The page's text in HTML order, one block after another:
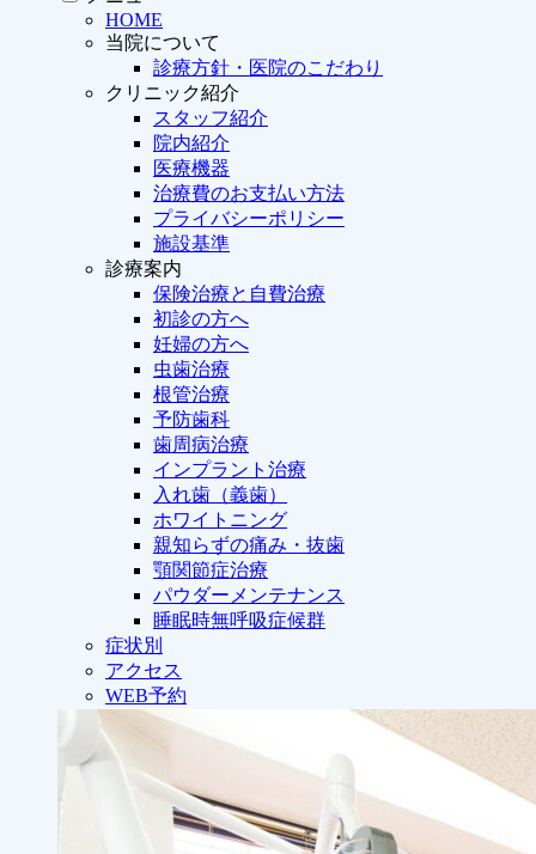
HOME
当院について
診療方針・医院のこだわり
クリニック紹介
スタッフ紹介
院内紹介
医療機器
治療費のお支払い方法
プライバシーポリシー
施設基準
診療案内
保険治療と自費治療
初診の方へ
妊婦の方へ
虫歯治療
根管治療
予防歯科
歯周病治療
インプラント治療
入れ歯（義歯）
ホワイトニング
親知らずの痛み・抜歯
顎関節症治療
パウダーメンテナンス
睡眠時無呼吸症候群
症状別
アクセス
WEB予約